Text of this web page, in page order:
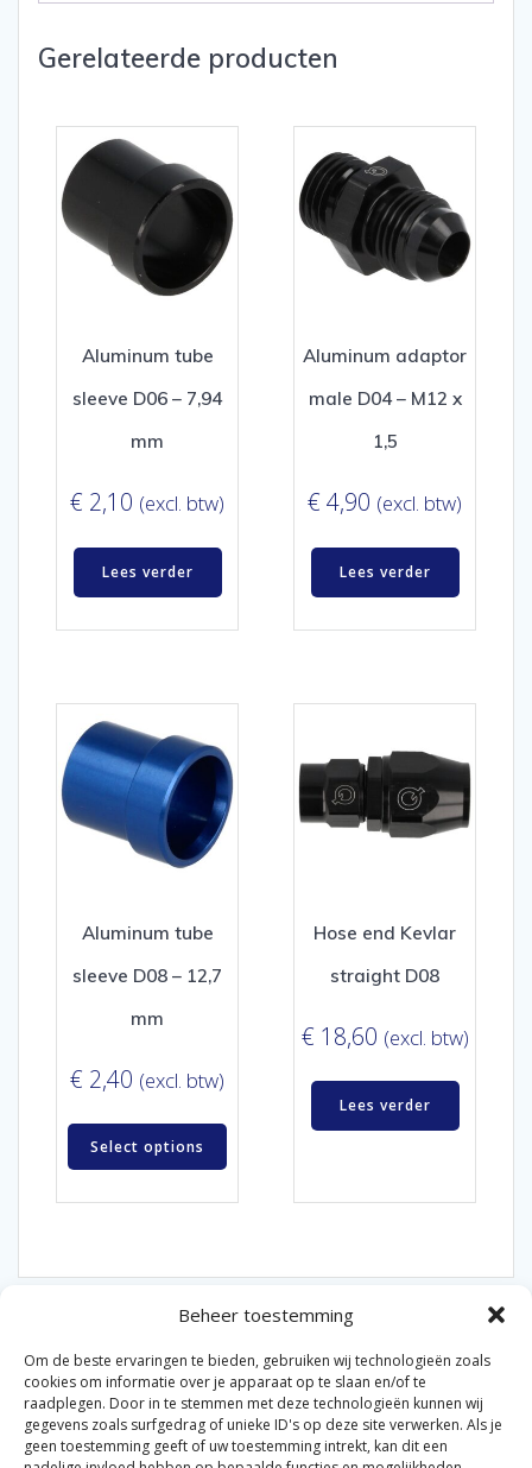
Beheer toestemming
Om de beste ervaringen te bieden, gebruiken wij technologieën zoals
cookies om informatie over je apparaat op te slaan en/of te
raadplegen. Door in te stemmen met deze technologieën kunnen wij
gegevens zoals surfgedrag of unieke ID's op deze site verwerken. Als je
geen toestemming geeft of uw toestemming intrekt, kan dit een
Gerelateerde producten
Aluminum tube
sleeve D06 – 7,94
mm
€ 2,10 (excl. btw)
Lees verder
Aluminum adaptor
male D04 – M12 x
1,5
€ 4,90 (excl. btw)
Lees verder
Aluminum tube
sleeve D08 – 12,7
mm
€ 2,40 (excl. btw)
Select options
Hose end Kevlar
straight D08
€ 18,60 (excl. btw)
Lees verder
© 2026 Van der Bel Las en Radiateurenbedrijf.